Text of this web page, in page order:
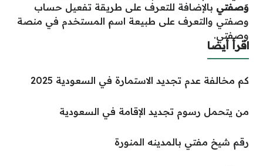
وَصفتي بالإضافة للتعرف على طريقة تفعيل حساب
وصفتي والتعرف على طبيعة اسم المستخدم في منصة
وصفتي.
اقرأ أيضا
كم مخالفة عدم تجديد الاستمارة في السعودية 2025
من يتحمل رسوم تجديد الإقامة في السعودية
رقم شيخ مفتي بالمدينه المنورة